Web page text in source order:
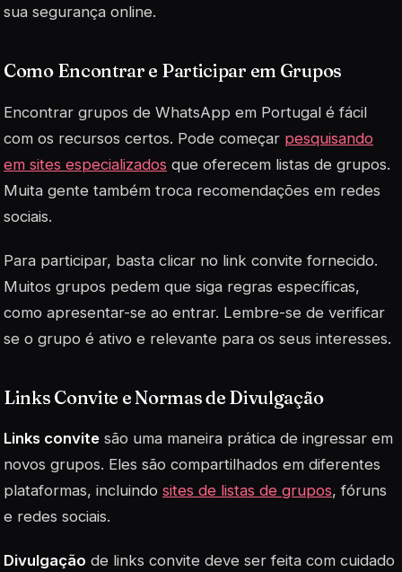
sua segurança online.
Como Encontrar e Participar em Grupos
Encontrar grupos de WhatsApp em Portugal é fácil
com os recursos certos. Pode começar pesquisando
em sites especializados que oferecem listas de grupos.
Muita gente também troca recomendações em redes
sociais.
Para participar, basta clicar no link convite fornecido.
Muitos grupos pedem que siga regras específicas,
como apresentar-se ao entrar. Lembre-se de verificar
se o grupo é ativo e relevante para os seus interesses.
Links Convite e Normas de Divulgação
Links convite são uma maneira prática de ingressar em
novos grupos. Eles são compartilhados em diferentes
plataformas, incluindo sites de listas de grupos, fóruns
e redes sociais.
Divulgação de links convite deve ser feita com cuidado